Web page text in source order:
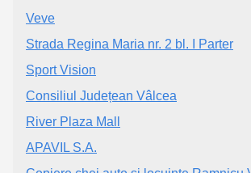
Veve
Strada Regina Maria nr. 2 bl. I Parter
Sport Vision
Consiliul Județean Vâlcea
River Plaza Mall
APAVIL S.A.